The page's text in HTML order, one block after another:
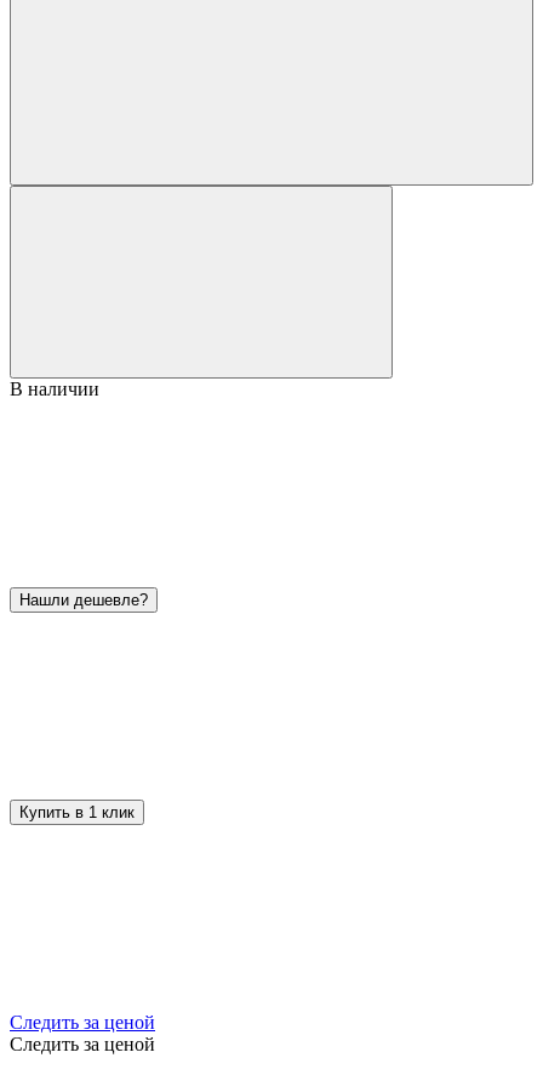
В наличии
Нашли дешевле?
Купить в 1 клик
Следить за ценой
Следить за ценой